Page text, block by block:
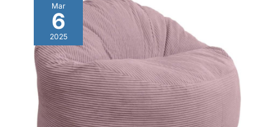
Mar
6
2025